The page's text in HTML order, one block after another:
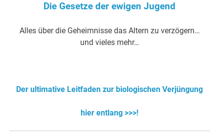
Die Gesetze der ewigen Jugend
Alles über die Geheimnisse das Altern zu verzögern…
und vieles mehr…
Der ultimative Leitfaden zur biologischen Verjüngung
hier entlang >>>!